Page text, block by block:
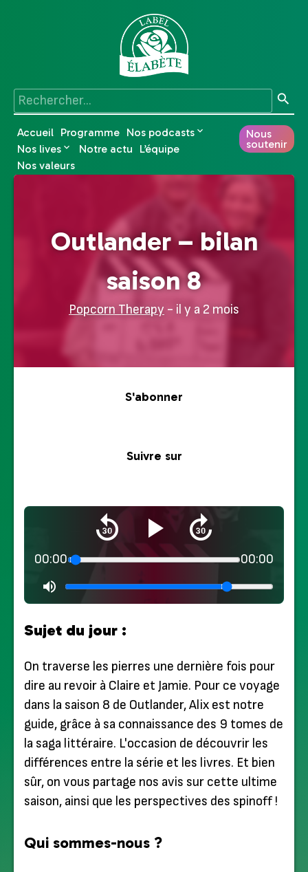
Accueil Programme Nos podcasts
Nos lives
Notre actu
L’équipe
Nos valeurs
Nous
soutenir
Outlander – bilan
saison 8
Popcorn Therapy - il y a 2 mois
S'abonner
Suivre sur
00:00 00:00
Sujet du jour :
On traverse les pierres une dernière fois pour
dire au revoir à Claire et Jamie. Pour ce voyage
dans la saison 8 de Outlander, Alix est notre
guide, grâce à sa connaissance des 9 tomes de
la saga littéraire. L'occasion de découvrir les
différences entre la série et les livres. Et bien
sûr, on vous partage nos avis sur cette ultime
saison, ainsi que les perspectives des spinoff !
Qui sommes-nous ?